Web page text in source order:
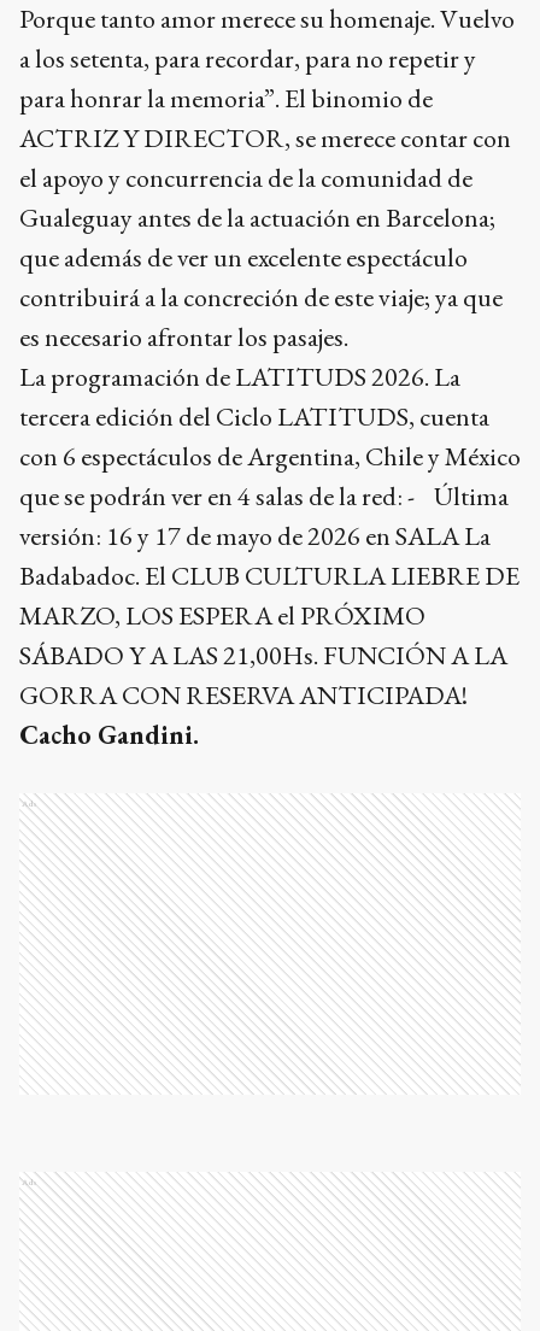
Porque tanto amor merece su homenaje. Vuelvo
a los setenta, para recordar, para no repetir y
para honrar la memoria”. El binomio de
ACTRIZ Y DIRECTOR, se merece contar con
el apoyo y concurrencia de la comunidad de
Gualeguay antes de la actuación en Barcelona;
que además de ver un excelente espectáculo
contribuirá a la concreción de este viaje; ya que
es necesario afrontar los pasajes.
La programación de LATITUDS 2026. La
tercera edición del Ciclo LATITUDS, cuenta
con 6 espectáculos de Argentina, Chile y México
que se podrán ver en 4 salas de la red: - Última
versión: 16 y 17 de mayo de 2026 en SALA La
Badabadoc. El CLUB CULTURLA LIEBRE DE
MARZO, LOS ESPERA el PRÓXIMO
SÁBADO Y A LAS 21,00Hs. FUNCIÓN A LA
GORRA CON RESERVA ANTICIPADA!
Cacho Gandini.
Ads
Ads